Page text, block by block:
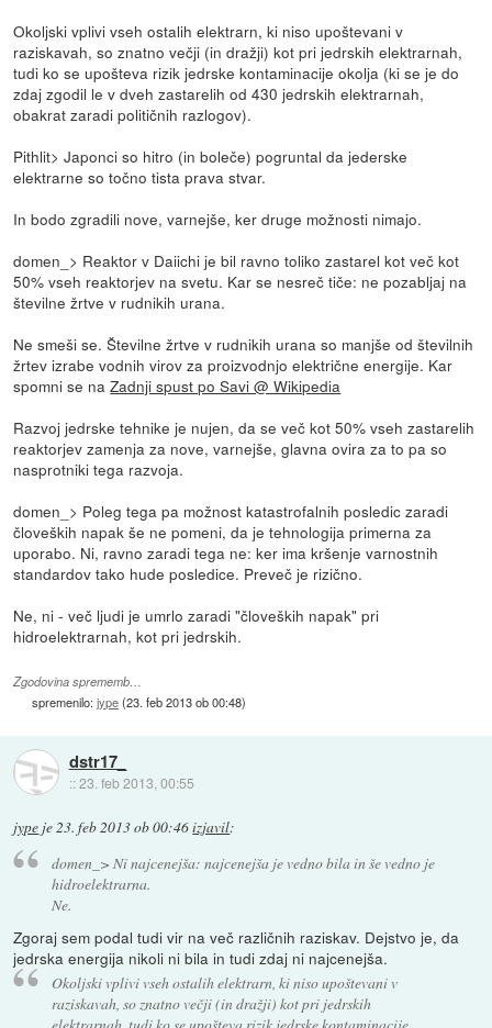
Okoljski vplivi vseh ostalih elektrarn, ki niso upoštevani v
raziskavah, so znatno večji (in dražji) kot pri jedrskih elektrarnah,
tudi ko se upošteva rizik jedrske kontaminacije okolja (ki se je do
zdaj zgodil le v dveh zastarelih od 430 jedrskih elektrarnah,
obakrat zaradi političnih razlogov).
Pithlit> Japonci so hitro (in boleče) pogruntal da jederske
elektrarne so točno tista prava stvar.
In bodo zgradili nove, varnejše, ker druge možnosti nimajo.
domen_> Reaktor v Daiichi je bil ravno toliko zastarel kot več kot
50% vseh reaktorjev na svetu. Kar se nesreč tiče: ne pozabljaj na
številne žrtve v rudnikih urana.
Ne smeši se. Številne žrtve v rudnikih urana so manjše od številnih
žrtev izrabe vodnih virov za proizvodnjo električne energije. Kar
spomni se naZadnji spust po Savi @ Wikipedia
Razvoj jedrske tehnike je nujen, da se več kot 50% vseh zastarelih
reaktorjev zamenja za nove, varnejše, glavna ovira za to pa so
nasprotniki tega razvoja.
domen_> Poleg tega pa možnost katastrofalnih posledic zaradi
človeških napak še ne pomeni, da je tehnologija primerna za
uporabo. Ni, ravno zaradi tega ne: ker ima kršenje varnostnih
standardov tako hude posledice. Preveč je rizično.
Ne, ni - več ljudi je umrlo zaradi "človeških napak" pri
hidroelektrarnah, kot pri jedrskih.
Zgodovina sprememb…
spremenilo:jype(23. feb 2013 ob 00:48)
dstr17_
::23. feb 2013, 00:55
jype je23. feb 2013 ob 00:46izjavil:
domen_> Ni najcenejša: najcenejša je vedno bila in še vedno je
hidroelektrarna.
Ne.
Zgoraj sem podal tudi vir na več različnih raziskav. Dejstvo je, da
jedrska energija nikoli ni bila in tudi zdaj ni najcenejša.
Okoljski vplivi vseh ostalih elektrarn, ki niso upoštevani v
raziskavah, so znatno večji (in dražji) kot pri jedrskih